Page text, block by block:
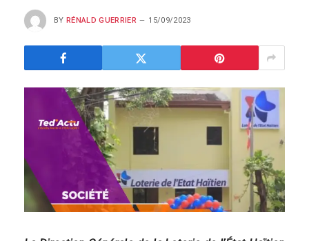
BY RÉNALD GUERRIER 15/09/2023